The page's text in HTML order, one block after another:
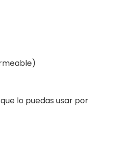
lo puedas usar por